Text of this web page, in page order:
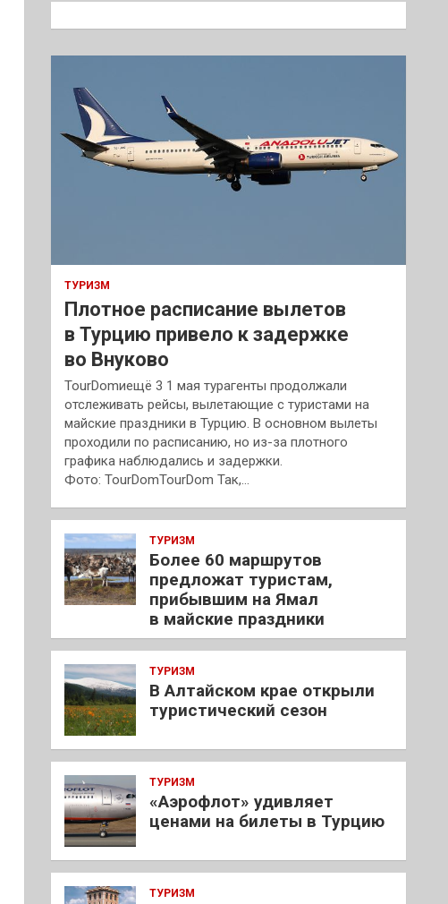
к
ТУРИЗМ
Плотное расписание вылетов
в Турцию привело к задержке
во Внуково
TourDomиещё 3 1 мая турагенты продолжали
отслеживать рейсы, вылетающие с туристами на
майские праздники в Турцию. В основном вылеты
проходили по расписанию, но из-за плотного
графика наблюдались и задержки.
Фото: TourDomTourDom Так,…
ТУРИЗМ
Более 60 маршрутов
предложат туристам,
прибывшим на Ямал
в майские праздники
ТУРИЗМ
В Алтайском крае открыли
туристический сезон
ТУРИЗМ
«Аэрофлот» удивляет
ценами на билеты в Турцию
ТУРИЗМ